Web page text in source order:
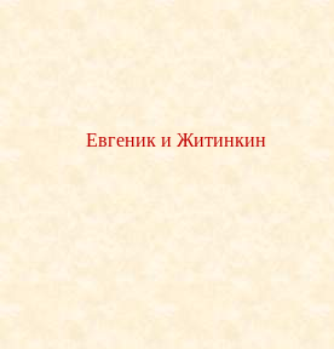
Евгеник и Житинкин